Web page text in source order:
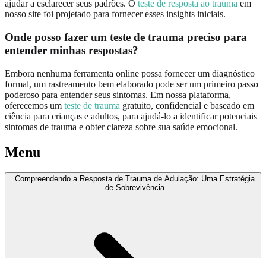
ajudar a esclarecer seus padrões. O teste de resposta ao trauma em
nosso site foi projetado para fornecer esses insights iniciais.
Onde posso fazer um teste de trauma preciso para
entender minhas respostas?
Embora nenhuma ferramenta online possa fornecer um diagnóstico
formal, um rastreamento bem elaborado pode ser um primeiro passo
poderoso para entender seus sintomas. Em nossa plataforma,
oferecemos um teste de trauma gratuito, confidencial e baseado em
ciência para crianças e adultos, para ajudá-lo a identificar potenciais
sintomas de trauma e obter clareza sobre sua saúde emocional.
Menu
Compreendendo a Resposta de Trauma de Adulação: Uma Estratégia
de Sobrevivência